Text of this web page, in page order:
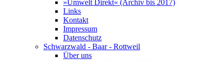
»Umwelt Direkt« (Archiv bis 2017)
Links
Kontakt
Impressum
Datenschutz
Schwarzwald - Baar - Rottweil
Über uns